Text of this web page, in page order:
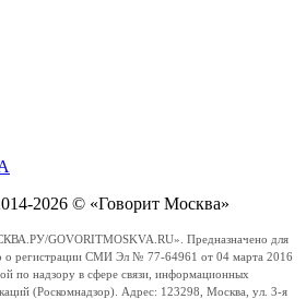
2026 © «Говорит Москва»
GOVORITMOSKVA.RU». Предназначено для
о регистрации СМИ Эл № 77-64961 от 04 марта 2016
по надзору в сфере связи, информационных
(Роскомнадзор). Адрес: 123298, Москва, ул. 3-я